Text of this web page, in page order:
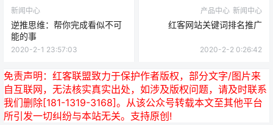
新闻中心
逆推思维：帮你完成看似不可
能的事
2020-2-1 23:57:03
产品中心 新闻中心
红客网站关键词排名推广
2020-2-2 0:26:42
免责声明： 红客联盟致力于保护作者版权，部分文字/图片来
自互联网，无法核实真实出处，如涉及版权问题，请及时联系
我们删除[181-1319-3168]。从该公众号转载本文至其他平台
所引发一切纠纷与本站无关。支持原创!